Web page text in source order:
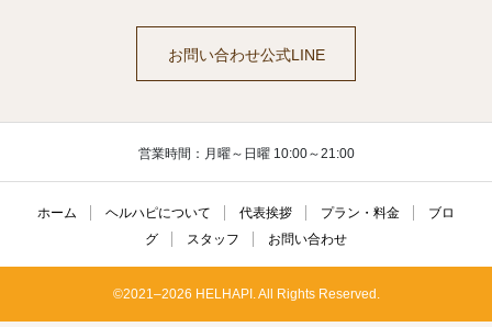
お問い合わせ公式LINE
営業時間：月曜～日曜 10:00～21:00
ホーム ヘルハピについて 代表挨拶 プラン・料金
ブロ
グ
スタッフ お問い合わせ
©2021–2026 HELHAPI. All Rights Reserved.